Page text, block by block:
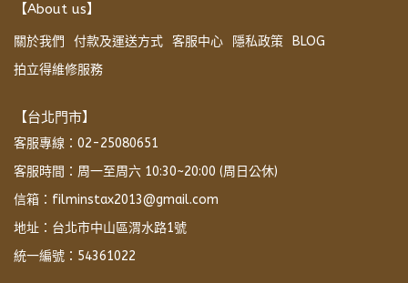
【About us】
關於我們 付款及運送方式 客服中心 隱私政策
BLOG
拍立得維修服務
【台北門市】
客服專線：02-25080651
客服時間：周一至周六 10:30~20:00 (周日公休)
信箱：filminstax2013@gmail.com
地址：台北市中山區渭水路1號
統一編號：54361022